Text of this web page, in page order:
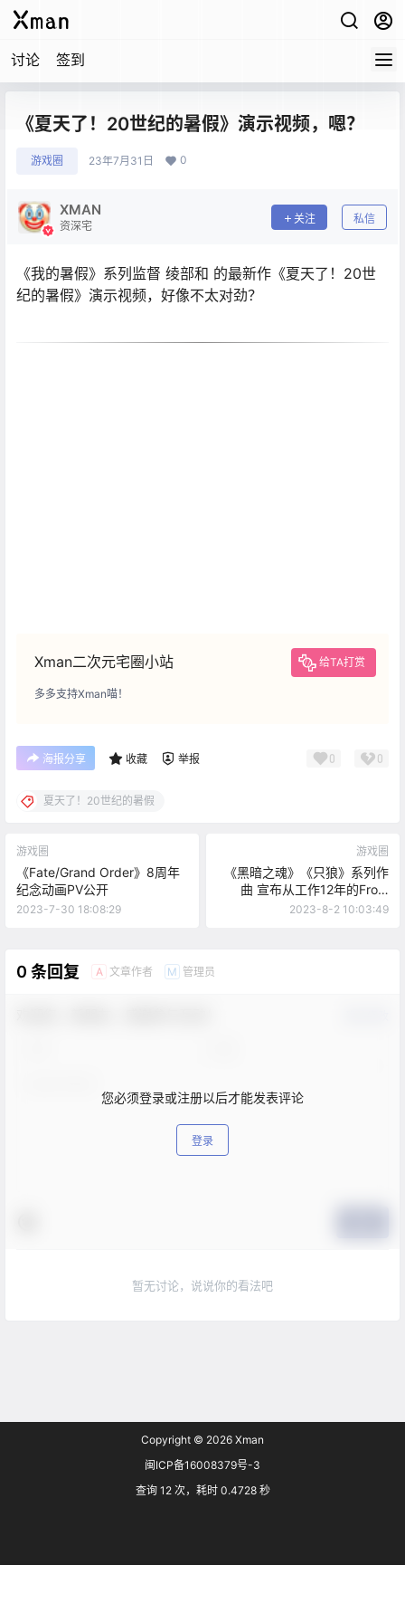
讨论 签到
《夏天了！20世纪的暑假》演示视频，嗯？
游戏圈 23年7月31日 0
XMAN
资深宅
关注 私信
《我的暑假》系列监督 绫部和 的最新作《夏天了！20世
纪的暑假》演示视频，好像不太对劲？
Xman二次元宅圈小站 给TA打赏
多多支持Xman喵！
海报分享 收藏 举报 0 0
夏天了！20世纪的暑假
游戏圈
《Fate/Grand Order》8周年
纪念动画PV公开
2023-7-30 18:08:29
游戏圈
《黑暗之魂》《只狼》系列作
曲 宣布从工作12年的From
Software 离职
2023-8-2 10:03:49
0 条回复 A 文章作者 M 管理员
您必须登录或注册以后才能发表评论
登录
暂无讨论，说说你的看法吧
Copyright © 2026 Xman
闽ICP备16008379号-3
查询 12 次，耗时 0.4728 秒